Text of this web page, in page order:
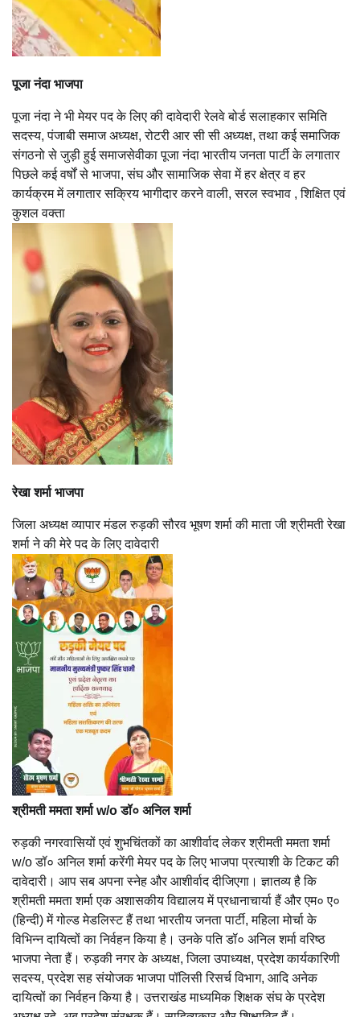
पूजा नंदा भाजपा
पूजा नंदा ने भी मेयर पद के लिए की दावेदारी रेलवे बोर्ड सलाहकार समिति
सदस्य, पंजाबी समाज अध्यक्ष, रोटरी आर सी सी अध्यक्ष, तथा कई समाजिक
संगठनो से जुड़ी हुई समाजसेवीका पूजा नंदा भारतीय जनता पार्टी के लगातार
पिछले कई वर्षों से भाजपा, संघ और सामाजिक सेवा में हर क्षेत्र व हर
कार्यक्रम में लगातार सक्रिय भागीदार करने वाली, सरल स्वभाव , शिक्षित एवं
कुशल वक्ता
रेखा शर्मा भाजपा
जिला अध्यक्ष व्यापार मंडल रुड़की सौरव भूषण शर्मा की माता जी श्रीमती रेखा
शर्मा ने की मेरे पद के लिए दावेदारी
श्रीमती ममता शर्मा w/o डॉ० अनिल शर्मा
रुड़की नगरवासियों एवं शुभचिंतकों का आशीर्वाद लेकर श्रीमती ममता शर्मा
w/o डॉ० अनिल शर्मा करेंगी मेयर पद के लिए भाजपा प्रत्याशी के टिकट की
दावेदारी। आप सब अपना स्नेह और आशीर्वाद दीजिएगा। ज्ञातव्य है कि
श्रीमती ममता शर्मा एक अशासकीय विद्यालय में प्रधानाचार्या हैं और एम० ए०
(हिन्दी) में गोल्ड मेडलिस्ट हैं तथा भारतीय जनता पार्टी, महिला मोर्चा के
विभिन्न दायित्वों का निर्वहन किया है। उनके पति डॉ० अनिल शर्मा वरिष्ठ
भाजपा नेता हैं। रुड़की नगर के अध्यक्ष, जिला उपाध्यक्ष, प्रदेश कार्यकारिणी
सदस्य, प्रदेश सह संयोजक भाजपा पॉलिसी रिसर्च विभाग, आदि अनेक
दायित्वों का निर्वहन किया है। उत्तराखंड माध्यमिक शिक्षक संघ के प्रदेश